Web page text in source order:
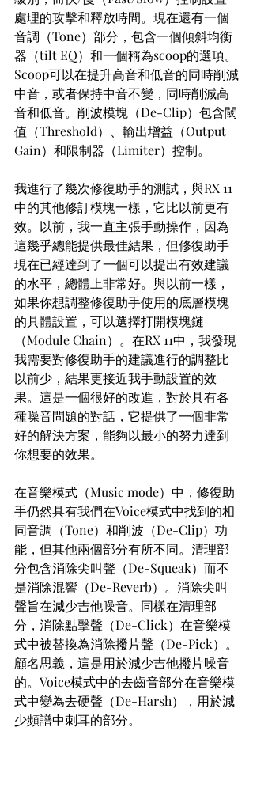
處理的攻擊和釋放時間。現在還有一個
音調（Tone）部分，包含一個傾斜均衡
器（tilt EQ）和一個稱為scoop的選項。
Scoop可以在提升高音和低音的同時削減
中音，或者保持中音不變，同時削減高
音和低音。削波模塊（De-Clip）包含閾
值（Threshold）、輸出增益（Output
Gain）和限制器（Limiter）控制。
我進行了幾次修復助手的測試，與RX 11
中的其他修訂模塊一樣，它比以前更有
效。以前，我一直主張手動操作，因為
這幾乎總能提供最佳結果，但修復助手
現在已經達到了一個可以提出有效建議
的水平，總體上非常好。與以前一樣，
如果你想調整修復助手使用的底層模塊
的具體設置，可以選擇打開模塊鏈
（Module Chain）。在RX 11中，我發現
我需要對修復助手的建議進行的調整比
以前少，結果更接近我手動設置的效
果。這是一個很好的改進，對於具有各
種噪音問題的對話，它提供了一個非常
好的解決方案，能夠以最小的努力達到
你想要的效果。
在音樂模式（Music mode）中，修復助
手仍然具有我們在Voice模式中找到的相
同音調（Tone）和削波（De-Clip）功
能，但其他兩個部分有所不同。清理部
分包含消除尖叫聲（De-Squeak）而不
是消除混響（De-Reverb）。消除尖叫
聲旨在減少吉他噪音。同樣在清理部
分，消除點擊聲（De-Click）在音樂模
式中被替換為消除撥片聲（De-Pick）。
顧名思義，這是用於減少吉他撥片噪音
的。Voice模式中的去齒音部分在音樂模
式中變為去硬聲（De-Harsh），用於減
少頻譜中刺耳的部分。